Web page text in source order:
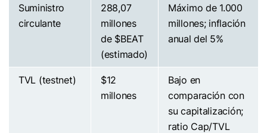
Suministro
circulante
288,07
millones
de $BEAT
(estimado)
Máximo de 1.000
millones; inflación
anual del 5%
TVL (testnet)
$12
millones
Bajo en
comparación con
su capitalización;
ratio Cap/TVL